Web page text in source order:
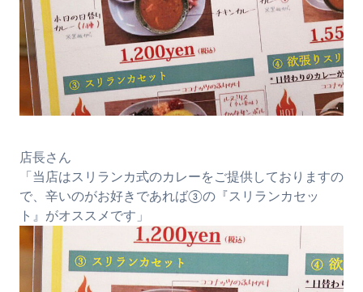
店長さん
「当店はスリランカ式のカレーをご提供しておりますの
で、辛いのがお好きであれば③の『スリランカセッ
ト』がオススメです」